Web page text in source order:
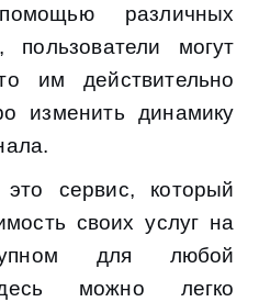
различных
пользователи могут
им действительно
изменить динамику
сервис, который
своих услуг на
для любой
можно легко